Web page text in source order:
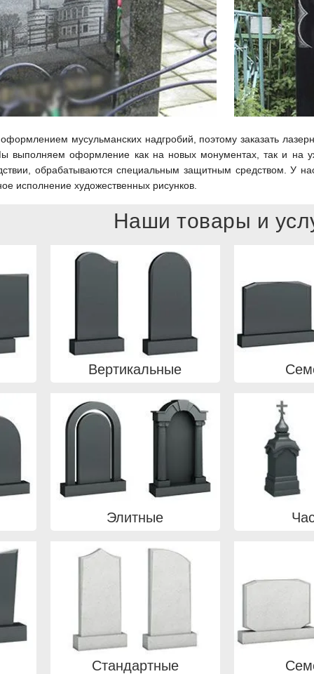
мусульманских надгробий, поэтому заказать
оформление как на новых монументах, так и на
обрабатываются специальным защитным средством. У
исполнение художественных рисунков.
Наши товары и
Вертикальные
Элитные
Стандартные